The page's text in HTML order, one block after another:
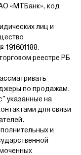
«МТБанк», код
лиц и
191601188.
реестре РБ
по продажам.
указанные на
для связи
и